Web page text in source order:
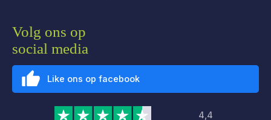
Volg ons op
social media
Like ons op facebook
4,4